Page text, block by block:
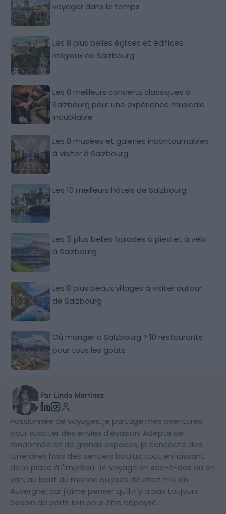
voyager dans le temps
Les 8 plus belles églises et édifices
religieux de Salzbourg
Les 8 meilleurs concerts classiques à
Salzbourg pour une expérience musicale
inoubliable
Les 8 musées et galeries incontournables
à visiter à Salzbourg
Les 10 meilleurs hôtels de Salzbourg
Les 5 plus belles balades à pied et à vélo
à Salzbourg
Les 8 plus beaux villages à visiter autour
de Salzbourg
Où manger à Salzbourg ? 10 restaurants
pour tous les goûts
Par Linda Martinez
Passionnée de voyages, je partage mes aventures
pour susciter des envies d'évasion. Adepte de
randonnée et de grands espaces, je concocte des
itinéraires hors des sentiers battus, tout en laissant
de la place à l'imprévu. Je voyage en sac-à-dos ou en
van, au bout du monde ou près de chez moi en
Auvergne, car j'aime penser qu'il n'y a pas toujours
besoin de partir loin pour être dépaysé.